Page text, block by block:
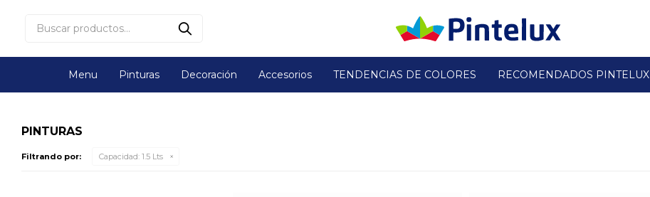
Menu Pinturas Decoración Accesorios TENDENCIAS DE COLORES RECOMENDADOS PINTELUX
PINTURAS
Filtrando por: Capacidad: 1.5 Lts